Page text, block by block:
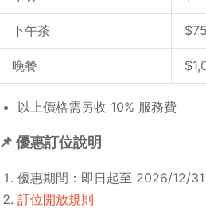
下午茶
晚餐 $
以上價格需另收 10% 服務費
📌 優惠訂位說明
優惠期間：即日起至 2026/12/31
訂位開放規則